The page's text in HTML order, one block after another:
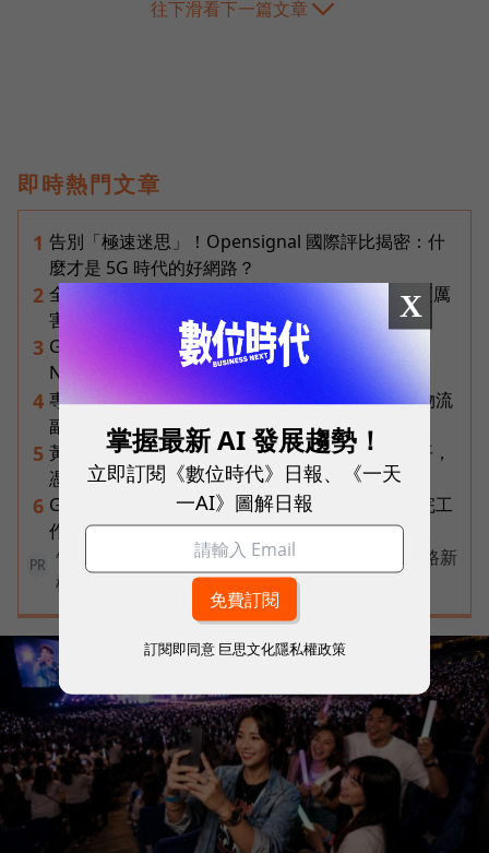
往下滑看下一篇文章
即時熱門文章
1 告別「極速迷思」！Opensignal 國際評比揭密：什
麼才是 5G 時代的好網路？
2 全台最大全聯首日業績破百萬，蔡篤昌：還會有更厲
害的大型店！為何把餐廳健身房都搬上樓？
3 Gemini完整教學地圖！37篇實測整理，
Notebooks、Spark、提示詞架構全打包
4 專訪｜進貨沒變快，momo為何仍導入機器人？物流
副總揭比拚速度更棘手的缺工難題
5 黃仁勳兆元宴永遠站最後一排！最低調的二代鄭平，
憑什麼讓台達電被市場重新定價？
6 Gemini Spark完整教學｜幫你讀Gmail、自動跑完工
作流程，3個超實用情境一次看
PR
告別極速迷思！台灣大哥大奪國際雙冠揭密好網路新
標準
X
掌握最新 AI 發展趨勢！
立即訂閱《數位時代》日報、《一天
一AI》圖解日報
訂閱即同意 巨思文化隱私權政策